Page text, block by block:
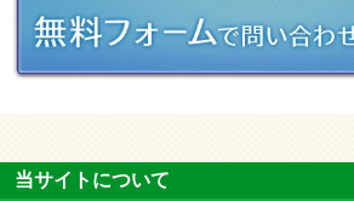
当サイトについて